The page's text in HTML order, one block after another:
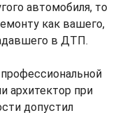
автомобиля, то
как вашего,
в ДТП.
архитектор при
допустил